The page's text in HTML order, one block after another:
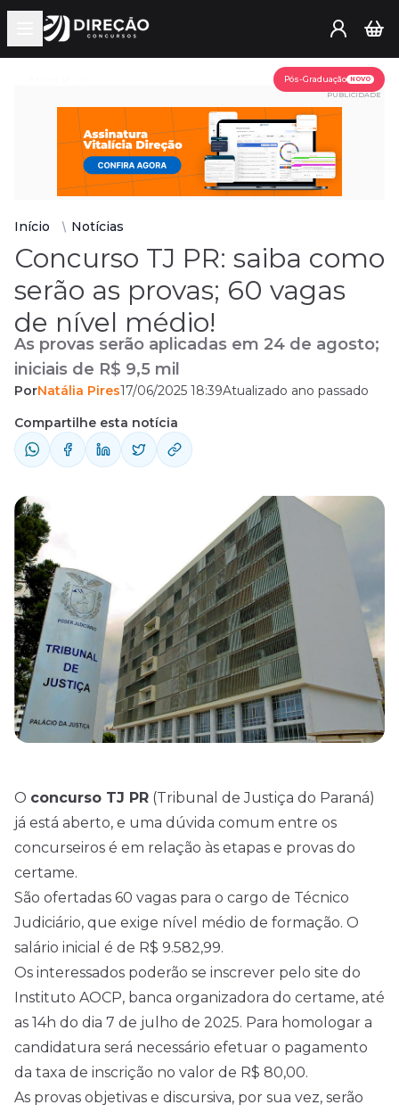
Open main menu
Pós-Graduação NOVO
PUBLICIDADE
Início Notícias
Concurso TJ PR: saiba como
serão as provas; 60 vagas
de nível médio!
As provas serão aplicadas em 24 de agosto;
iniciais de R$ 9,5 mil
PorNatália Pires17/06/2025 18:39Atualizado ano passado
Compartilhe esta notícia
O concurso TJ PR (Tribunal de Justiça do Paraná)
já está aberto, e uma dúvida comum entre os
concurseiros é em relação às etapas e provas do
certame.
São ofertadas 60 vagas para o cargo de Técnico
Judiciário, que exige nível médio de formação. O
salário inicial é de R$ 9.582,99.
Os interessados poderão se inscrever pelo site do
Instituto AOCP, banca organizadora do certame, até
as 14h do dia 7 de julho de 2025. Para homologar a
candidatura será necessário efetuar o pagamento
da taxa de inscrição no valor de R$ 80,00.
As provas objetivas e discursiva, por sua vez, serão